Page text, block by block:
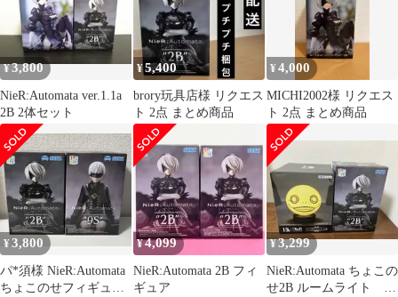
¥3,800
NieR:Automata ver.1.1a
2B 2体セット
¥5,400
brory玩具店様 リクエス
ト 2点 まとめ商品
¥4,000
MICHI2002様 リクエス
ト 2点 まとめ商品
¥3,800
パ*須様 NieR:Automata
ちょこのせフィギュ
¥ 4,099
NieR:Automata 2B フィ
ギュア
¥3,299
NieR:Automata ちょこの
せ2B ルームライト エ